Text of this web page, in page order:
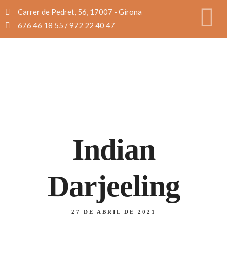
Carrer de Pedret, 56, 17007 - Girona
676 46 18 55 / 972 22 40 47
Indian
Darjeeling
27 DE ABRIL DE 2021